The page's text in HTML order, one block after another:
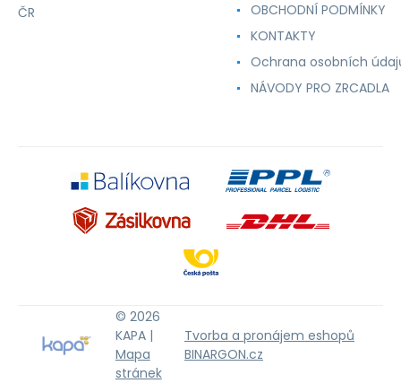
ČR
OBCHODNÍ PODMÍNKY
KONTAKTY
Ochrana osobních
NÁVODY PRO ZRCADLA
© 2026
KAPA |
Mapa
stránek
Tvorba a pronájem eshopů
BINARGON.cz